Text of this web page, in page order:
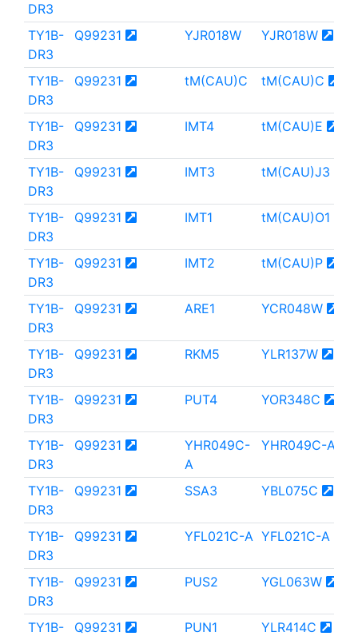
DR3
TY1B-
DR3
Q99231 YJR018W YJR018W
TY1B-
DR3
Q99231 tM(CAU)C tM(CAU)C
TY1B-
DR3
Q99231 IMT4 tM(CAU)E
TY1B-
DR3
Q99231 IMT3 tM(CAU)J3
TY1B-
DR3
Q99231 IMT1 tM(CAU)O1
TY1B-
DR3
Q99231 IMT2 tM(CAU)P
TY1B-
DR3
Q99231 ARE1 YCR048W
TY1B-
DR3
Q99231 RKM5 YLR137W
TY1B-
DR3
Q99231 PUT4 YOR348C
TY1B-
DR3
Q99231
YHR049C-
A
YHR049C-A
TY1B-
DR3
Q99231 SSA3 YBL075C
TY1B-
DR3
Q99231 YFL021C-A YFL021C-A
TY1B-
DR3
Q99231 PUS2 YGL063W
TY1B-
Q99231 PUN1 YLR414C